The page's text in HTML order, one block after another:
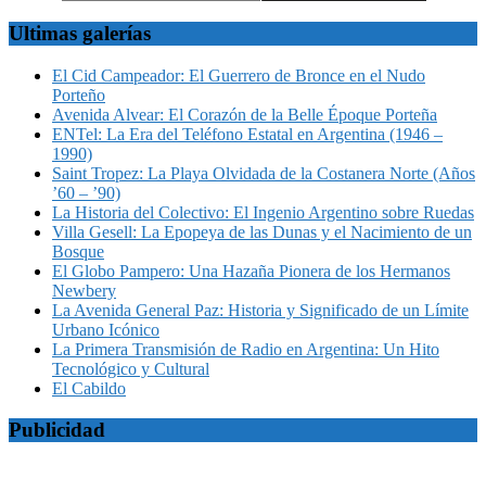
Ultimas galerías
El Cid Campeador: El Guerrero de Bronce en el Nudo
Porteño
Avenida Alvear: El Corazón de la Belle Époque Porteña
ENTel: La Era del Teléfono Estatal en Argentina (1946 –
1990)
Saint Tropez: La Playa Olvidada de la Costanera Norte (Años
’60 – ’90)
La Historia del Colectivo: El Ingenio Argentino sobre Ruedas
Villa Gesell: La Epopeya de las Dunas y el Nacimiento de un
Bosque
El Globo Pampero: Una Hazaña Pionera de los Hermanos
Newbery
La Avenida General Paz: Historia y Significado de un Límite
Urbano Icónico
La Primera Transmisión de Radio en Argentina: Un Hito
Tecnológico y Cultural
El Cabildo
Publicidad